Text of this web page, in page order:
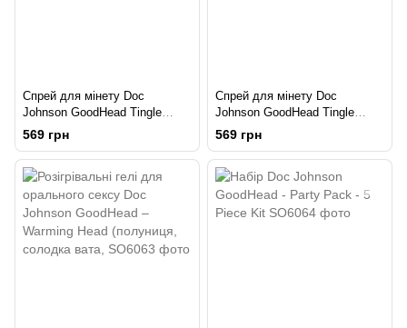
Спрей для мінету Doc
Johnson GoodHead Tingle
Spray - Sweet Cherry (29 мл) із
стимулювальним ефектом
569 грн
Спрей для мінету Doc
Johnson GoodHead Tingle
Spray - Cotton Candy (29 мл) із
стимулювальним ефектом
569 грн